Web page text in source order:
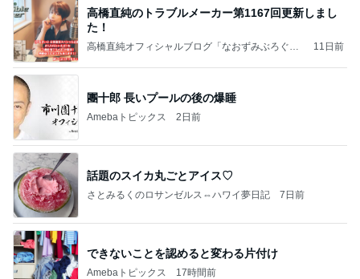
高橋直純のトラブルメーカー第1167回更新しまし
た！
高橋直純オフィシャルブログ「なおずみぶろぐ」
11日前
團十郎 長いプールの後の爆睡
Amebaトピックス 2日前
話題のスイカ丸ごとアイス♡
さとみるくのロサンゼルス⇔ハワイ夢日記 7日前
できないことを認めると変わる片付け
Amebaトピックス 17時間前